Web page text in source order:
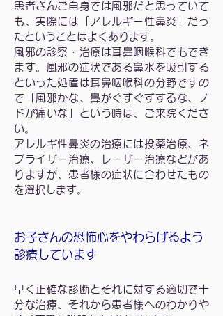
患者さんご自身では風邪だと思っていて
も、実際には「アレルギー性鼻炎」だっ
たということはよくあります。
風邪の診察・治療は耳鼻咽喉科でもでき
ます。風邪の症状である鼻水を吸引する
といった処置は耳鼻咽喉科の分野ですの
で「風邪かな、鼻がぐずぐずするな、ノ
ドが痛いな」という時は、ご来院くださ
い。
アレルギ性鼻炎の治療には投薬治療、ネ
ブライザー治療、レーザー治療などがあ
りますが、患者様の症状に合わせたもの
を選択します。
お子さんの恐怖心をやわらげるよう
診療しています
早く正確な診断とそれに対する適切で十
分な治療、それから患者様へのわかりや